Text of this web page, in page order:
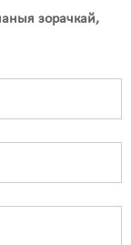
зорачкай,